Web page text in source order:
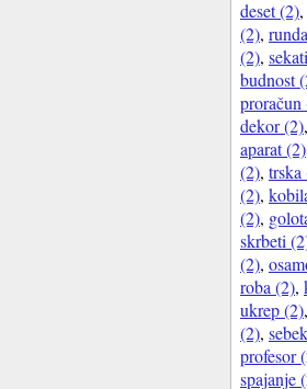
deset (2),
(2),
(2),
budnost
proračun
dekor (2),
aparat (2)
(2), trska
(2),
(2),
skrbeti
(2),
roba (2),
ukrep (2),
(2),
profesor
spajanje